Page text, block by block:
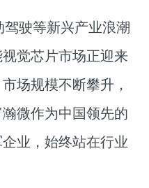
驶等新兴产业浪潮
觉芯片市场正迎来
场规模不断攀升，
微作为中国领先的
业，始终站在行业